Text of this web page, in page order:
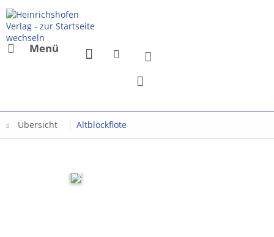
Menü
Übersicht Altblockflöte